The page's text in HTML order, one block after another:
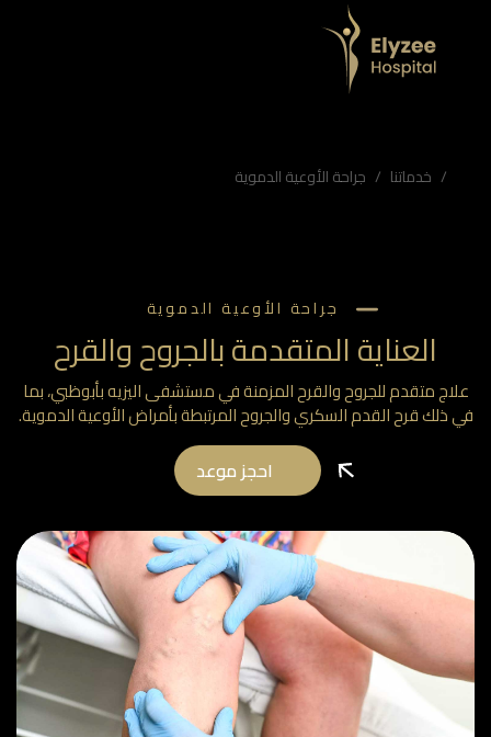
خدماتنا جراحة الأوعية الدموية
جراحة الأوعية الدموية
العناية المتقدمة بالجروح والقرح
متقدم للجروح والقرح المزمنة في مستشفى اليزيه بأبوظبي، بما
قرح القدم السكري والجروح المرتبطة بأمراض الأوعية الدموية.
احجز موعد